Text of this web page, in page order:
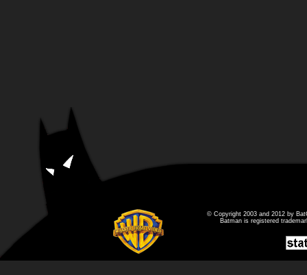
© Copyright 2003 and 2012 by
Batman is registered